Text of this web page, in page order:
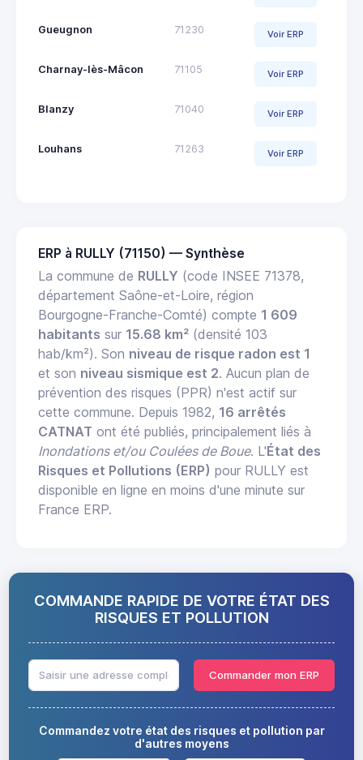
Gueugnon 71230 Voir ERP
Charnay-lès-Mâcon 71105 Voir ERP
Blanzy 71040 Voir ERP
Louhans 71263 Voir ERP
ERP à RULLY (71150) — Synthèse
La commune de RULLY (code INSEE 71378,
département Saône-et-Loire, région
Bourgogne-Franche-Comté) compte 1 609
habitants sur 15.68 km² (densité 103
hab/km²). Son niveau de risque radon est 1
et son niveau sismique est 2. Aucun plan de
prévention des risques (PPR) n'est actif sur
cette commune. Depuis 1982, 16 arrêtés
CATNAT ont été publiés, principalement liés à
Inondations et/ou Coulées de Boue. L'État des
Risques et Pollutions (ERP) pour RULLY est
disponible en ligne en moins d'une minute sur
France ERP.
COMMANDE RAPIDE DE VOTRE ÉTAT DES
RISQUES ET POLLUTION
Commander mon ERP
Commandez votre état des risques et pollution par
d'autres moyens